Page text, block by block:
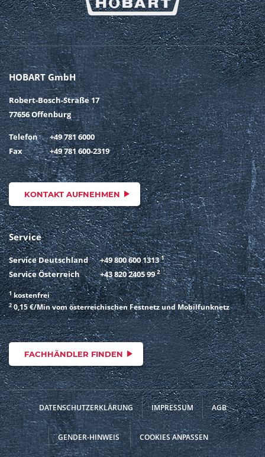
HOBART GmbH
Robert-Bosch-Straße 17
77656 Offenburg
Telefon
+49 781 6000
Fax
+49 781 600-2319
KONTAKT AUFNEHMEN
Service
Service Deutschland +49 800 600 1313 1
Service Österreich +43 820 2405 99 2
1kostenfrei
20,15 €/Min vom österreichischen Festnetz und Mobilfunknetz
FACHHÄNDLER FINDEN
DATENSCHUTZERKLÄRUNG IMPRESSUM AGB
GENDER-HINWEIS COOKIES ANPASSEN